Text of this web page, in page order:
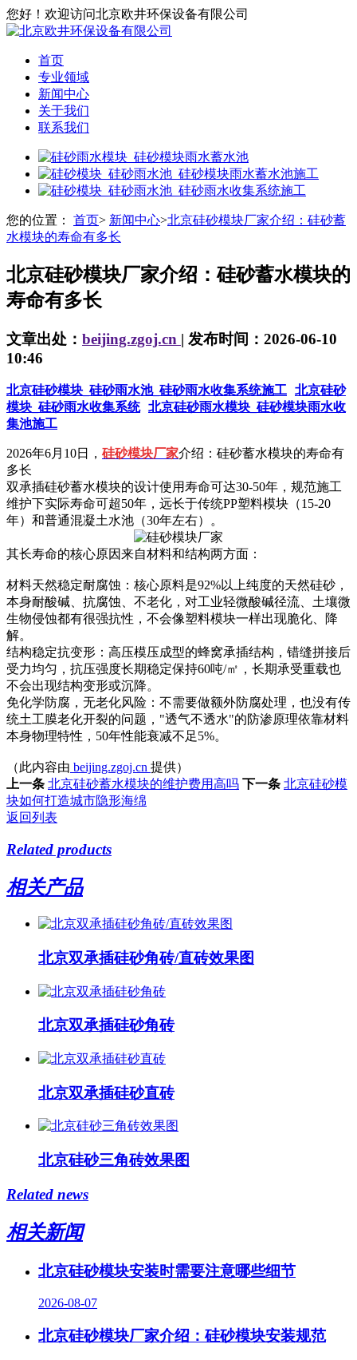
您好！欢迎访问北京欧井环保设备有限公司
首页
专业领域
新闻中心
关于我们
联系我们
您的位置： 首页> 新闻中心>北京硅砂模块厂家介绍：硅砂蓄
水模块的寿命有多长
北京硅砂模块厂家介绍：硅砂蓄水模块的
寿命有多长
文章出处： beijing.zgoj.cn | 发布时间：2026-06-10
10:46
北京硅砂模块_硅砂雨水池_硅砂雨水收集系统施工 北京硅砂
模块_硅砂雨水收集系统 北京硅砂雨水模块_硅砂模块雨水收
集池施工
2026年6月10日， 硅砂模块厂家介绍：硅砂蓄水模块的寿命有
多长
双承插硅砂蓄水模块的设计使用寿命可达30-50年，规范施工
维护下实际寿命可超50年‌，远长于传统PP塑料模块（15-20
年）和普通混凝土水池（30年左右）。
其长寿命的核心原因来自材料和结构两方面：
材料天然稳定耐腐蚀‌：核心原料是92%以上纯度的天然硅砂，
本身耐酸碱、抗腐蚀、不老化，对工业轻微酸碱径流、土壤微
生物侵蚀都有很强抗性，不会像塑料模块一样出现脆化、降
解。
结构稳定抗变形‌：高压模压成型的蜂窝承插结构，错缝拼接后
受力均匀，抗压强度长期稳定保持60吨/㎡，长期承受重载也
不会出现结构变形或沉降。
免化学防腐，无老化风险‌：不需要做额外防腐处理，也没有传
统土工膜老化开裂的问题，"透气不透水"的防渗原理依靠材料
本身物理特性，50年性能衰减不足5%。
（此内容由 beijing.zgoj.cn 提供）
上一条 北京硅砂蓄水模块的维护费用高吗 下一条 北京硅砂模
块如何打造城市隐形海绵
返回列表
Related products
相关产品
北京双承插硅砂角砖/直砖效果图
北京双承插硅砂角砖
北京双承插硅砂直砖
北京硅砂三角砖效果图
Related news
相关新闻
北京硅砂模块安装时需要注意哪些细节
2026-08-07
北京硅砂模块厂家介绍：硅砂模块安装规范